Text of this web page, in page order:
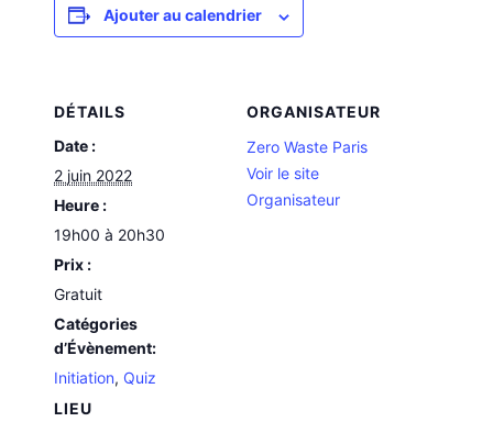
Ajouter au calendrier
DÉTAILS
Date :
2 juin 2022
Heure :
19h00 à 20h30
Prix :
Gratuit
Catégories
d’Évènement:
Initiation, Quiz
LIEU
ORGANISATEUR
Zero Waste Paris
Voir le site
Organisateur